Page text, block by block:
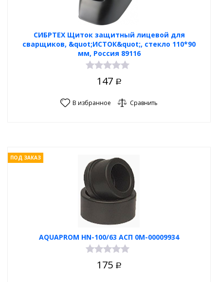
СИБРТЕХ Щиток защитный лицевой для
сварщиков, &quot;ИСТОК&quot;, стекло 110*90
мм, Россия 89116
147 Р
В избранное Сравнить
AQUAPROM HN-100/63 АСП 0М-00009934
ПОД ЗАКАЗ
175 Р